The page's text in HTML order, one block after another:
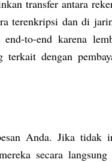
transfer antara
terenkripsi dan di
to-end karena
dengan
Anda. Jika tidak
secara langsung